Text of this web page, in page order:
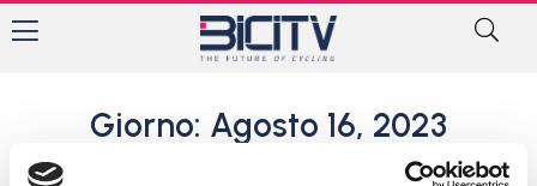
Giorno: Agosto 16, 2023